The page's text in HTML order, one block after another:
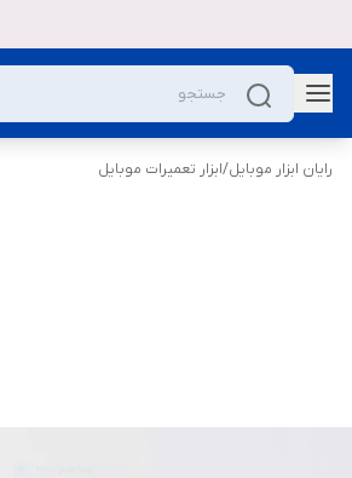
رایان ابزار موبایل/ابزار تعمیرات موبایل